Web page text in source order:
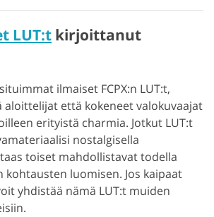
LUT:t kirjoittanut
ilmaiset FCPX:n LUT:t,
aloittelijat että kokeneet valokuvaajat
erityistä charmia. Jotkut LUT:t
nostalgisella
toiset mahdollistavat todella
kohtausten luomisen. Jos kaipaat
yhdistää nämä LUT:t muiden